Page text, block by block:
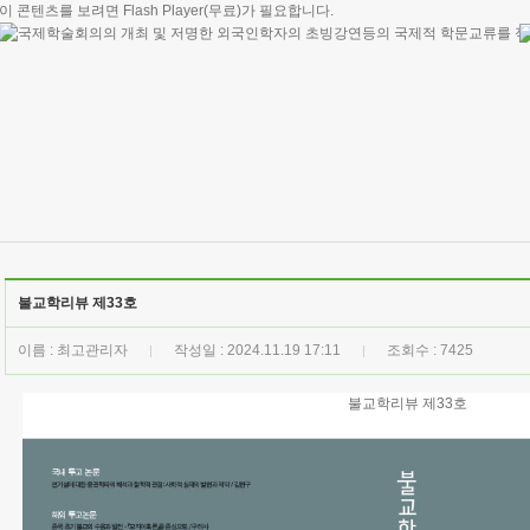
이 콘텐츠를 보려면 Flash Player(무료)가 필요합니다.
불교학리뷰 제33호
이름 : 최고관리자 | 작성일 : 2024.11.19 17:11 | 조회수 : 7425
불교학리뷰 제33호